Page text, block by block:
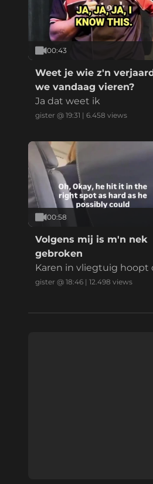
00:43
Weet je wie z'n
we vandaag vieren?
Ja dat weet ik
gister @ 19:31 | 6.458 views
00:58
Volgens mij is m'n nek
gebroken
Karen in vliegtuig hoopt
en payday
gister @ 18:46 | 12.498 views